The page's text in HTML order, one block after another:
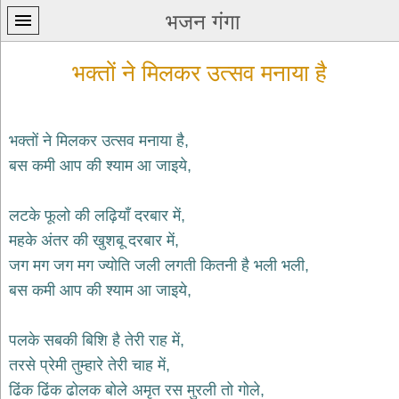
भजन गंगा
प्रथम
home
कृष्ण
भजन
krishna
bhajans
भजन
bhajans
हनुमान
भक्तों ने मिलकर उत्सव मनाया है
भक्तों ने मिलकर उत्सव मनाया है,
बस कमी आप की श्याम आ जाइये,
लटके फूलो की लढ़ियाँ दरबार में,
महके अंतर की खुशबू दरबार में,
जग मग जग मग ज्योति जली लगती कितनी है भली भली,
बस कमी आप की श्याम आ जाइये,
पलके सबकी बिशि है तेरी राह में,
तरसे प्रेमी तुम्हारे तेरी चाह में,
ढिंक ढिंक ढोलक बोले अमृत रस मुरली तो गोले,